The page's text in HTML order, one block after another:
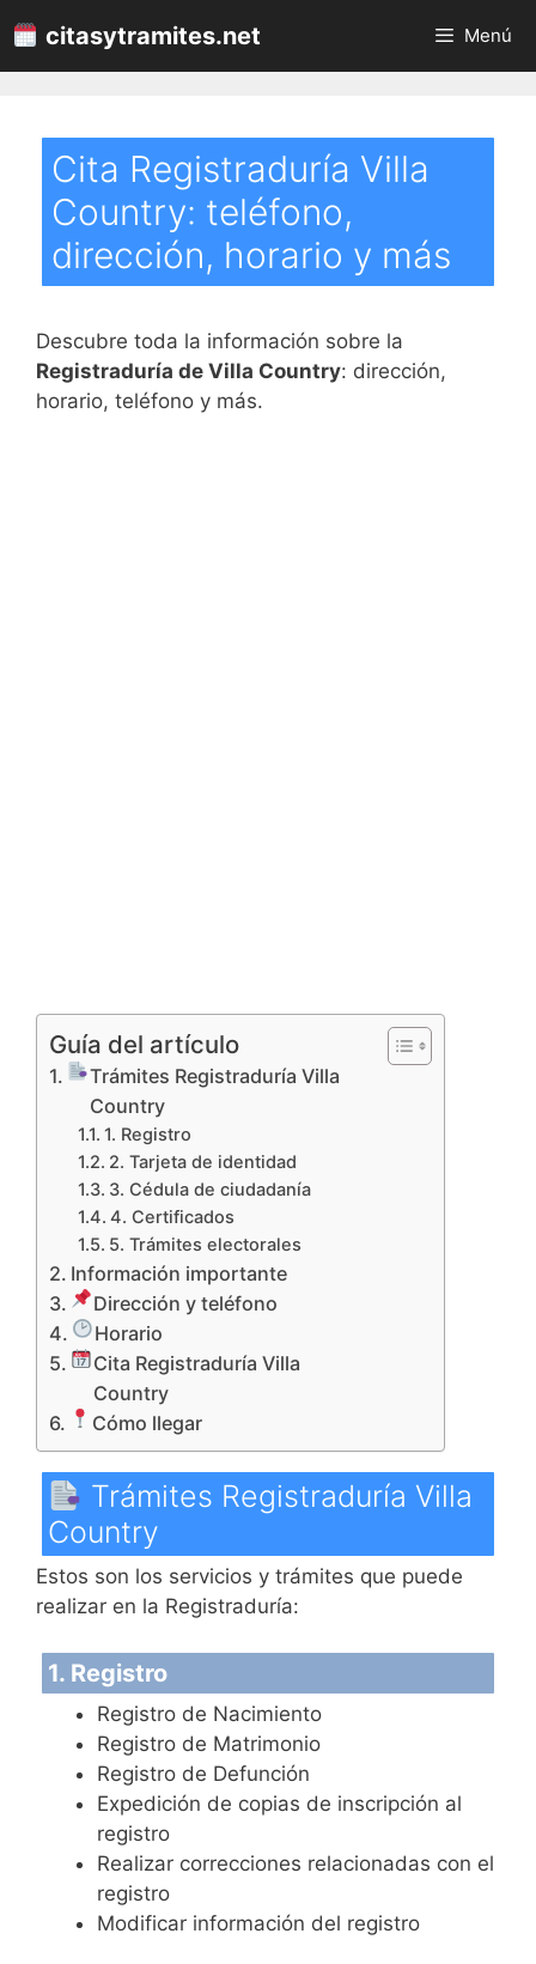
al
contenido
citasytramites.net Menú
Cita Registraduría Villa
Country: teléfono,
dirección, horario y más
Descubre toda la información sobre la
Registraduría de Villa Country: dirección,
horario, teléfono y más.
Guía del artículo
Trámites Registraduría Villa
Country
1. Registro
2. Tarjeta de identidad
3. Cédula de ciudadanía
4. Certificados
5. Trámites electorales
Información importante
Dirección y teléfono
Horario
Cita Registraduría Villa
Country
Cómo llegar
Trámites Registraduría Villa
Country
Estos son los servicios y trámites que puede
realizar en la Registraduría:
1. Registro
Registro de Nacimiento
Registro de Matrimonio
Registro de Defunción
Expedición de copias de inscripción al
registro
Realizar correcciones relacionadas con el
registro
Modificar información del registro